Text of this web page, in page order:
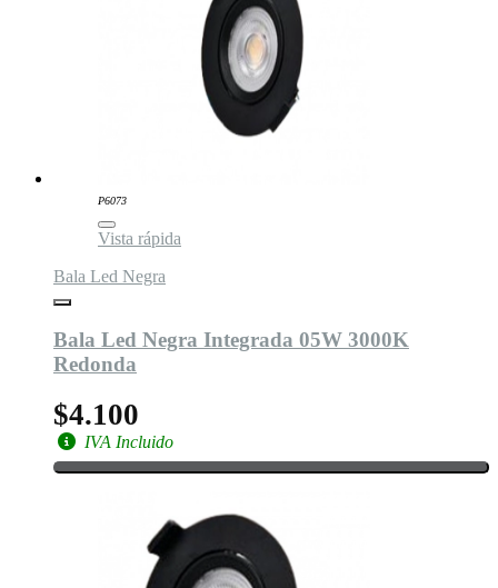
P6073
Vista rápida
Bala Led Negra
Bala Led Negra Integrada 05W 3000K
Redonda
$4.100
IVA Incluido